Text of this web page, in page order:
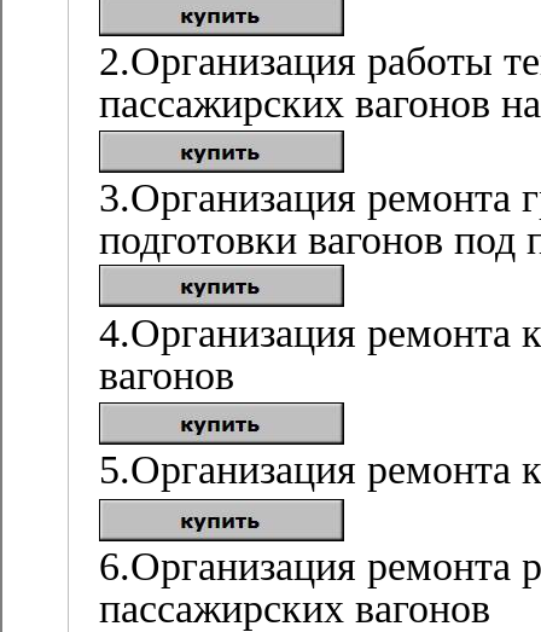
2.Организация работы
пассажирских вагонов
3.Организация ремонта
подготовки вагонов под
4.Организация ремонта
вагонов
5.Организация ремонта
6.Организация ремонта
пассажирских вагонов